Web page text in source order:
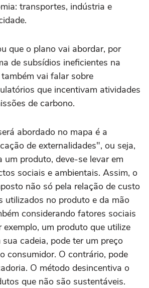
transportes, indústria e
que o plano vai abordar, por
de subsídios ineficientes na
vai falar sobre
que incentivam atividades
de carbono.
abordado no mapa é a
de externalidades", ou seja,
um produto, deve-se levar em
sociais e ambientais. Assim, o
não só pela relação de custo
utilizados no produto e da mão
considerando fatores sociais
exemplo, um produto que utilize
cadeia, pode ter um preço
consumidor. O contrário, pode
O método desincentiva o
que não são sustentáveis.